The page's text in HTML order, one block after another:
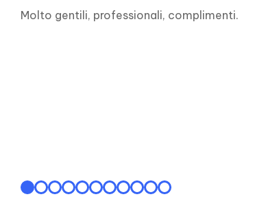
Molto gentili, professionali, complimenti.